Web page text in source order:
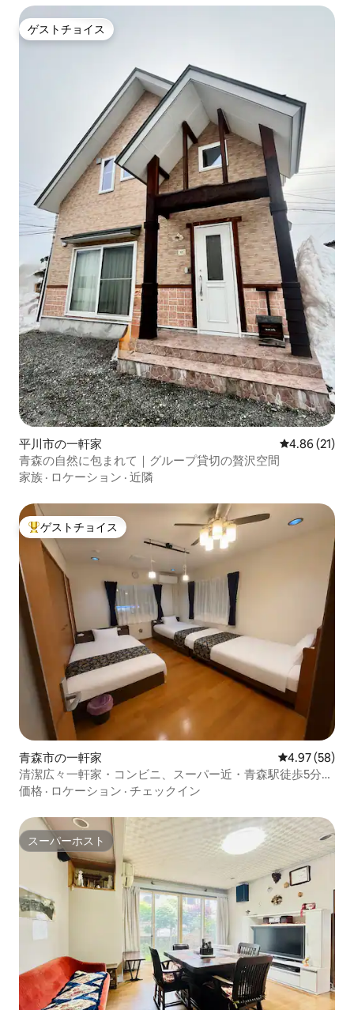
ゲストチョイス
ゲストチョイス
平川市の一軒家 レビュー21
4.86 (21)
青森の自然に包まれて｜グループ貸切の贅沢空間
家族 · ロケーション · 近隣
大好評のゲストチョイスです。
ゲストチョイス
青森市の一軒家 レビュー58
4.97 (58)
清潔広々一軒家・コンビニ、スーパー近・青森駅徒歩5分・
駐車場有・最大7名宿泊可能
価格 · ロケーション · チェックイン
スーパーホスト
スーパーホスト